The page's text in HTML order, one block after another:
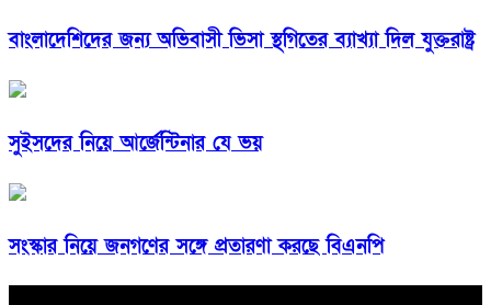
বাংলাদেশিদের জন্য অভিবাসী ভিসা স্থগিতের ব্যাখ্যা দিল যুক্তরাষ্ট্র
সুইসদের নিয়ে আর্জেন্টিনার যে ভয়
সংস্কার নিয়ে জনগণের সঙ্গে প্রতারণা করছে বিএনপি